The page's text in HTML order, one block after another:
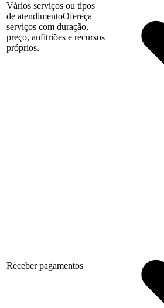
Vários serviços ou tipos
de atendimentoOfereça
serviços com duração,
preço, anfitriões e recursos
próprios.
Receber pagamentos